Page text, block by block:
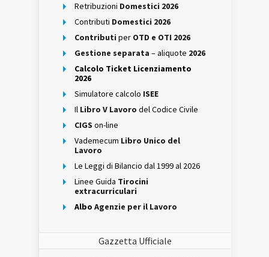
Retribuzioni Domestici 2026
Contributi Domestici 2026
Contributi per OTD e OTI 2026
Gestione separata – aliquote 2026
Calcolo Ticket Licenziamento
2026
Simulatore calcolo ISEE
Il Libro V Lavoro del Codice Civile
CIGS on-line
Vademecum Libro Unico del
Lavoro
Le Leggi di Bilancio dal 1999 al 2026
Linee Guida Tirocini
extracurriculari
Albo Agenzie per il Lavoro
Gazzetta Ufficiale